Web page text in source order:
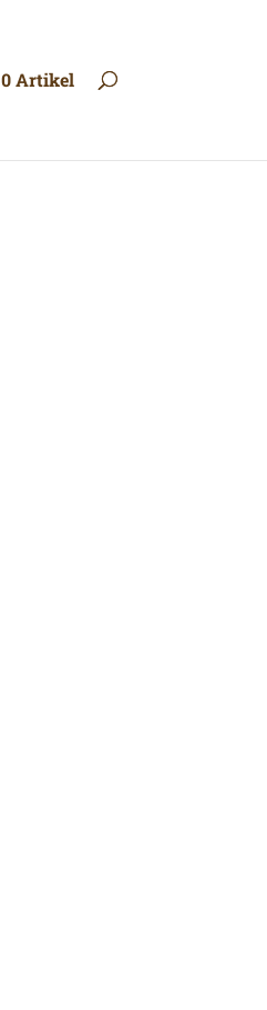
0 Artikel